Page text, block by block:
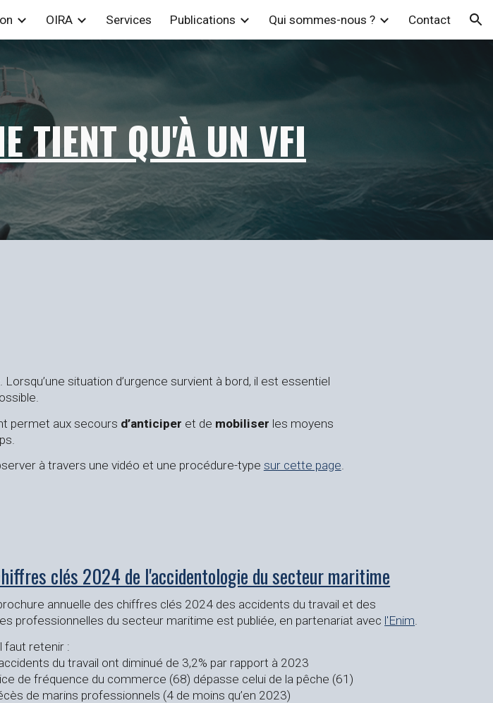
Skip to navigation
OIRA Services Publications Qui sommes-nous ? Contact
TIENT QU'À UN VFI
. Lorsqu’une situation d’urgence survient à bord, il est essentiel
permet aux secours d’anticiper et de mobiliser les moyens
à travers une vidéo et une procédure-type sur cette page
clés 2024 de l'accidentologie du secteur maritime
annuelle des chiffres clés 2024 des accidents du travail et des
professionnelles du secteur maritime est publiée, en partenariat avec l'Enim.
faut retenir :
du travail ont diminué de 3,2% par rapport à 2023
de fréquence du commerce (68) dépasse celui de la pêche (61)
de marins professionnels (4 de moins qu’en 2023)